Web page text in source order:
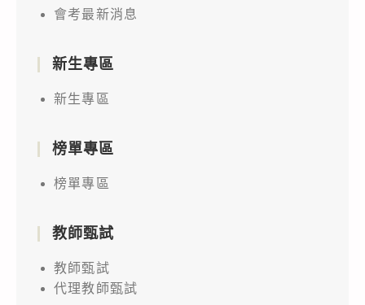
會考最新消息
新生專區
新生專區
榜單專區
榜單專區
教師甄試
教師甄試
代理教師甄試